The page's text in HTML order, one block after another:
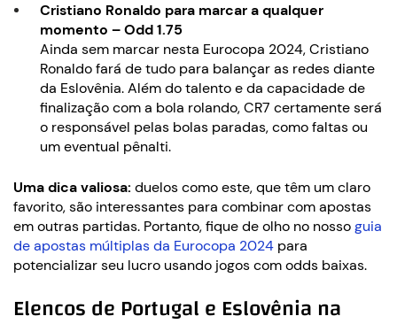
Cristiano Ronaldo para marcar a qualquer
momento – Odd 1.75
Ainda sem marcar nesta Eurocopa 2024, Cristiano
Ronaldo fará de tudo para balançar as redes diante
da Eslovênia. Além do talento e da capacidade de
finalização com a bola rolando, CR7 certamente será
o responsável pelas bolas paradas, como faltas ou
um eventual pênalti.
Uma dica valiosa: duelos como este, que têm um claro
favorito, são interessantes para combinar com apostas
em outras partidas. Portanto, fique de olho no nossoguia
de apostas múltiplas da Eurocopa 2024 para
potencializar seu lucro usando jogos com odds baixas.
Elencos de Portugal e Eslovênia na